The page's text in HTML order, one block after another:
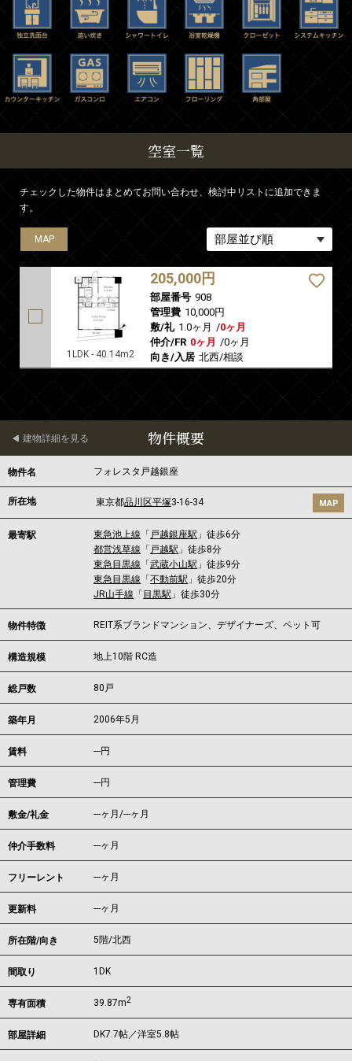
空室一覧
チェックした物件はまとめてお問い合わせ、検討中リストに追加できま
す。
MAP
1LDK - 40.14m2
205,000円
部屋番号 908
管理費 10,000円
敷/礼 1.0ヶ月 /0ヶ月
仲介/FR 0ヶ月 /0ヶ月
向き/入居 北西/相談
物件概要
建物詳細を見る
物件名 フォレスタ戸越銀座
所在地 東京都品川区平塚3-16-34 MAP
最寄駅 東急池上線 「 戸越銀座駅 」徒歩6分
都営浅草線 「 戸越駅 」徒歩8分
東急目黒線 「武蔵小山駅 」徒歩9分
東急目黒線 「不動前駅 」徒歩20分
JR山手線 「 目黒駅 」徒歩30分
物件特徴 REIT系ブランドマンション、デザイナーズ、ペット可
構造規模 地上10階 RC造
総戸数 80戸
築年月 2006年5月
賃料 ---円
管理費 ---円
敷金/礼金 ---ヶ月/---ヶ月
仲介手数料 ---ヶ月
フリーレント ---ヶ月
更新料 ---ヶ月
所在階/向き 5階/北西
間取り 1DK
専有面積 39.87m2
部屋詳細 DK7.7帖／洋室5.8帖